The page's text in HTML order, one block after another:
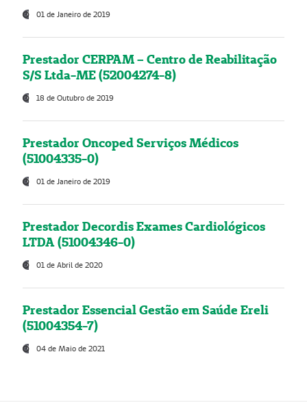
01 de Janeiro de 2019
Prestador CERPAM – Centro de Reabilitação
S/S Ltda-ME (52004274-8)
18 de Outubro de 2019
Prestador Oncoped Serviços Médicos
(51004335-0)
01 de Janeiro de 2019
Prestador Decordis Exames Cardiológicos
LTDA (51004346-0)
01 de Abril de 2020
Prestador Essencial Gestão em Saúde Ereli
(51004354-7)
04 de Maio de 2021